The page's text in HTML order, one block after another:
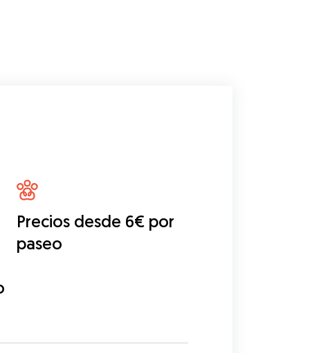
Precios desde 6€ por
paseo